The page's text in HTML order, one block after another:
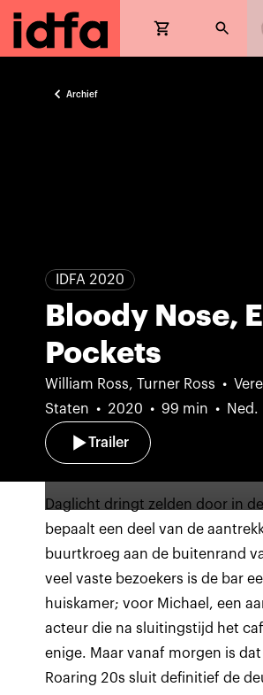
Archief
IDFA 2020
Bloody Nose,
Pockets
William Ross, Turner Ross
Staten
2020 99 min Ned.
Trailer
Daglicht dringt zelden door in
bepaalt een deel van de
buurtkroeg aan de buitenrand
veel vaste bezoekers is de bar
huiskamer; voor Michael, een
acteur die na sluitingstijd het
enige. Maar vanaf morgen is
Roaring 20s sluit definitief de